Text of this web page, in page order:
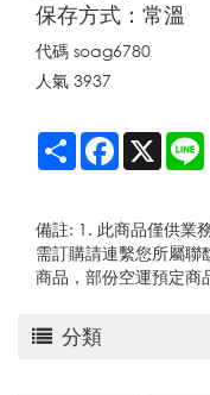
分類
保存方式：常溫
代碼 soag6780
人氣 3937
Share Facebook
X
備註: 1. 此商品僅供業
需訂購請連繫您所屬聯
商品，部份空運預定商